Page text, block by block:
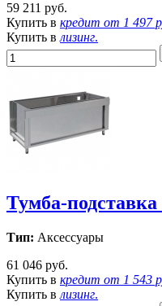
59 211 руб.
Купить в кредит от 1 497
Купить в лизинг.
Тумба-подставка
Тип: Аксессуары
61 046 руб.
Купить в кредит от 1 543
Купить в лизинг.